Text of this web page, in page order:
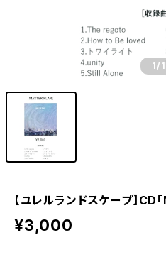
1 /1
【ユレルランドスケープ】CD
¥3,000